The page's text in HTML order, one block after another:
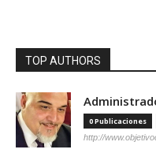
TOP AUTHORS
0 Publicaciones
http://